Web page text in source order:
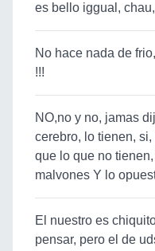
es bello iggual,
No hace nada de
!!!
NO,no y no, jamas
cerebro, lo tienen,
que lo que no
malvones Y lo
El nuestro es
pensar, pero el de